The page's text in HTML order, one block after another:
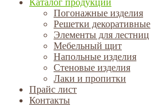
Каталог продукции
Погонажные изделия
Решетки декоративные
Элементы для лестниц
Мебельный щит
Напольные изделия
Стеновые изделия
Лаки и пропитки
Прайс лист
Контакты